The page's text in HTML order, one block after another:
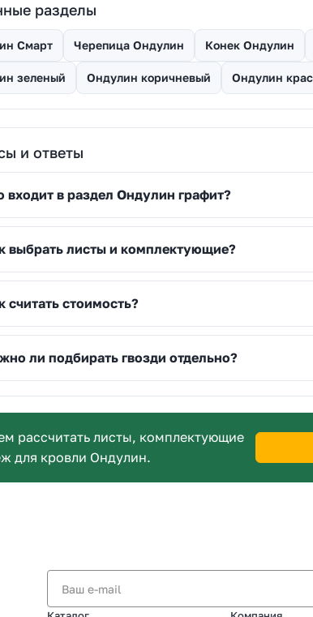
разделы
Смарт Черепица Ондулин Конек Ондулин
зеленый Ондулин коричневый Ондулин
и ответы
входит в раздел Ондулин графит?
выбрать листы и комплектующие?
считать стоимость?
ли подбирать гвозди отдельно?
рассчитать листы, комплектующие
для кровли Ондулин.